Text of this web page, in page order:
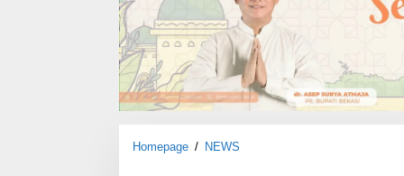
Homepage / NEWS